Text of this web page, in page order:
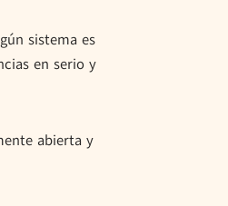
sistema es
en serio y
abierta y